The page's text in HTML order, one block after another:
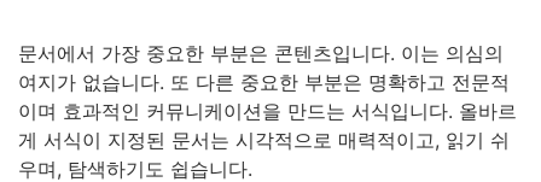
문서에서 가장 중요한 부분은 콘텐츠입니다. 이는 의심의
여지가 없습니다. 또 다른 중요한 부분은 명확하고 전문적
이며 효과적인 커뮤니케이션을 만드는 서식입니다. 올바르
게 서식이 지정된 문서는 시각적으로 매력적이고, 읽기 쉬
우며, 탐색하기도 쉽습니다.